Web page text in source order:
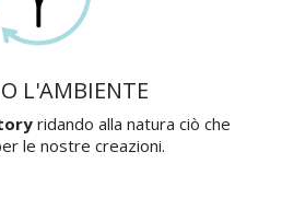
L'AMBIENTE
ridando alla natura ciò che
le nostre creazioni.